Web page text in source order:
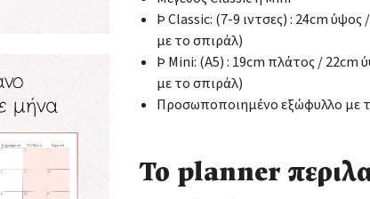
Þ Classic: (7-9 ιντσες) : 24cm
με το σπιράλ)
Þ Mini: (Α5) : 19cm πλάτος / 22cm
με το σπιράλ)
Προσωποποιημένο εξώφυλλο με
Το planner